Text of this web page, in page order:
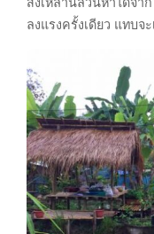
ลงแรงครั้งเดียว แทบจ